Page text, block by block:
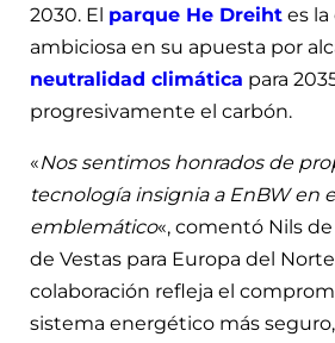
2030. El parque He Dreiht es
ambiciosa en su apuesta por
neutralidad climática para
progresivamente el carbón.
«Nos sentimos honrados de
tecnología insignia a EnBW en
emblemático«, comentó Nils
de Vestas para Europa del
colaboración refleja el
sistema energético más